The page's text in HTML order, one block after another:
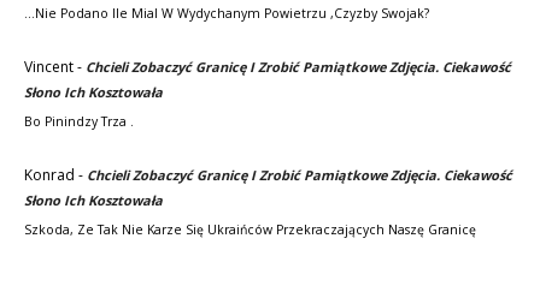
...nie Podano Ile Mial W Wydychanym Powietrzu ,czyzby Swojak?
Vincent- Chcieli Zobaczyć Granicę I Zrobić Pamiątkowe Zdjęcia. Ciekawość
Słono Ich Kosztowała
Bo Pinindzy Trza .
Konrad - Chcieli Zobaczyć Granicę I Zrobić Pamiątkowe Zdjęcia. Ciekawość
Słono Ich Kosztowała
Szkoda, Ze Tak Nie Karze Się Ukraińców Przekraczających Naszę Granicę